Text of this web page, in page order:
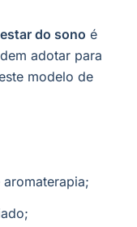
do sono é
adotar para
modelo de